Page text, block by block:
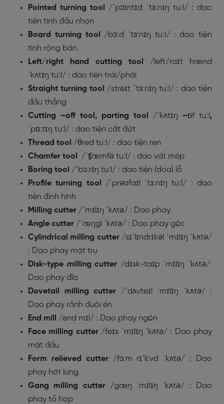
Pointed turning tool
/ˈpɔɪntɪd ˈtɜːnɪŋ tuːl / : dao
tiện tinh đầu nhọn
Board turning tool
/bɔːd ˈtɜːnɪŋ tuːl/ : dao tiện
tinh rộng bản.
Left/right hand cutting tool
/ left/raɪt hænd
ˈkʌtɪŋ tuːl/ : dao tiện trái/phải
Straight turning tool
/streɪt ˈtɜːnɪŋ tuːl/ : dao tiện
đầu thẳng
Cutting –off tool, parting tool
/ˈkʌtɪŋ –ɒf tuːl ,
ˈpɑːtɪŋ tuːl / : dao tiện cắt đứt
Thread tool /θred tuːl/ : dao tiện ren
Chamfer tool
/ˈʧæmfə tuːl/ : dao vát mép
Boring tool /ˈbɔːrɪŋ tuːl / : dao tiện (doa) lỗ
Profile turning tool
/ˈprəʊfaɪl ˈtɜːnɪŋ tuːl/ : dao
tiện định hình
Milling cutter /ˈmɪlɪŋ ˈkʌtə/ : Dao phay
Angle cutter /ˈæŋgl ˈkʌtə/ : Dao phay góc
Cylindrical milling cutter/sɪˈlɪndrɪkəl ˈmɪlɪŋ ˈkʌtə/
: Dao phay mặt trụ
Disk-type milling cutter /dɪsk-taɪp ˈmɪlɪŋ ˈkʌtə/:
Dao phay đĩa
Dovetail milling cutter /ˈdʌvteɪl ˈmɪlɪŋ ˈkʌtə/ :
Dao phay rãnh đuôi én
End mill
/end mɪl/ : Dao phay ngón
Face milling cutter/feɪs ˈmɪlɪŋ ˈkʌtə/ : Dao phay
mặt đầu
Form relieved cutter/fɔːm rɪˈliːvd ˈkʌtə/ : Dao
phay hớt lưng
Gang milling cutter/gæŋ ˈmɪlɪŋ ˈkʌtə/ : Dao
phay tổ hợp